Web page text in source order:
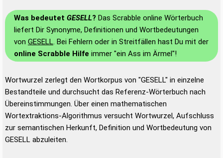
Was bedeutet GESELL? Das Scrabble online Wörterbuch
liefert Dir Synonyme, Definitionen und Wortbedeutungen
von GESELL. Bei Fehlern oder in Streitfällen hast Du mit der
online Scrabble Hilfe immer "ein Ass im Ärmel"!
Wortwurzel zerlegt den Wortkorpus von "GESELL" in einzelne
Bestandteile und durchsucht das Referenz-Wörterbuch nach
Übereinstimmungen. Über einen mathematischen
Wortextraktions-Algorithmus versucht Wortwurzel, Aufschluss
zur semantischen Herkunft, Definition und Wortbedeutung von
GESELL abzuleiten.